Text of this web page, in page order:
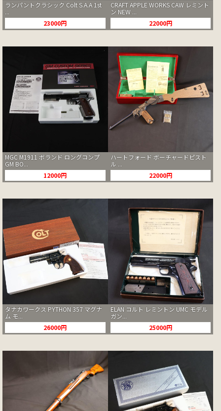
ランパントクラシック Colt S.A.A 1st
...
23000円
CRAFT APPLE WORKS CAW レミント
ン NEW ...
22000円
MGC M1911 ボランド ロングコンプ
GM BO...
12000円
ハートフォード ボーチャードピスト
ル ...
22000円
タナカワークス PYTHON 357 マグナ
ム モ...
26000円
ELAN コルト レミントン UMC モデル
ガン...
25000円